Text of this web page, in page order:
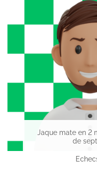
Jaque mate en 2
de